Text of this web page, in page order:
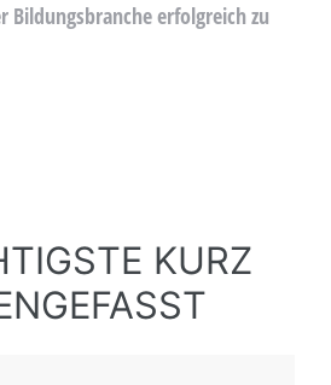
erfolgreich zu
KURZ